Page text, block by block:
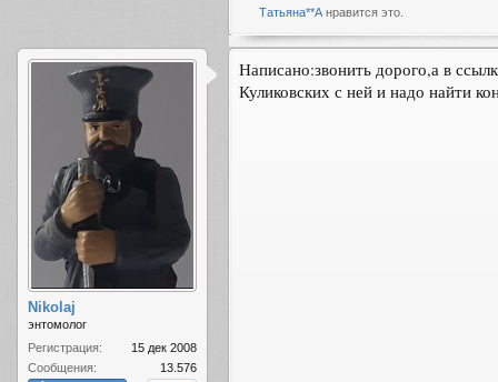
Татьяна**А нравится это.
Nikolaj
энтомолог
Регистрация:
15 дек 2008
Сообщения:
13.576
Написано:звонить дорого,а в
Куликовских с ней и надо найти